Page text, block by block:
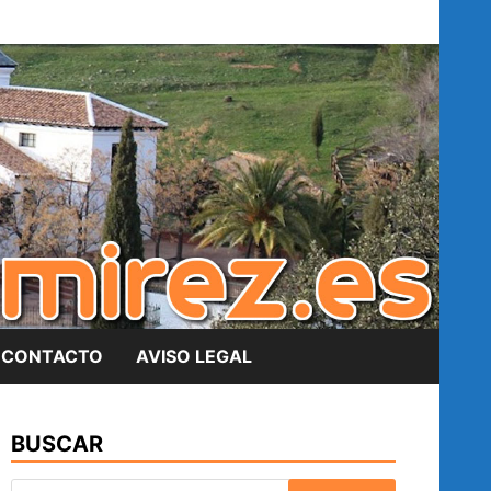
CONTACTO AVISO LEGAL
BUSCAR